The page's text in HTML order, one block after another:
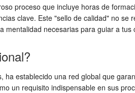
proceso que incluye horas de
clave. Este "sello de calidad" no
necesarias para guiar a
establecido una red global que
un requisito indispensable en sus